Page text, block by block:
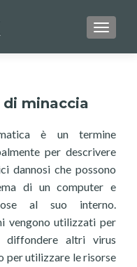
di minaccia
è un termine
per descrivere
dannosi che possono
di un computer e
al suo interno.
vengono utilizzati per
diffondere altri virus
per utilizzare le risorse